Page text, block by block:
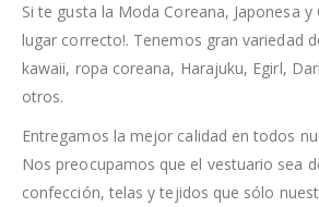
Si te gusta la Moda Coreana, Japonesa y
lugar correcto!. Tenemos gran variedad
kawaii, ropa coreana, Harajuku, Egirl,
otros.
Entregamos la mejor calidad en todos
Nos preocupamos que el vestuario sea
confección, telas y tejidos que sólo